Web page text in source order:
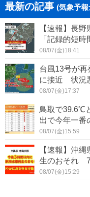
最新の記事 (気象予報
【速報】長
「記録的短
08/07(金)18:41
台風13号が
に接近 状況
08/07(金)17:37
鳥取で39.6℃
出で今年一番
08/07(金)15:59
【速報】沖
生のおそれ
08/07(金)15:29